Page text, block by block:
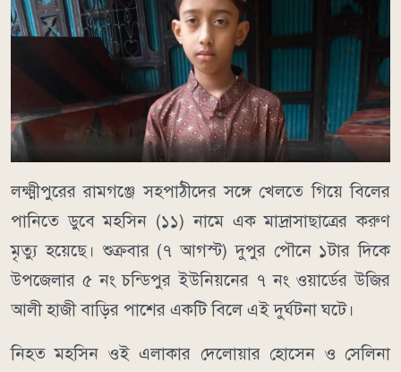
লক্ষ্মীপুরের রামগঞ্জে সহপাঠীদের সঙ্গে খেলতে গিয়ে বিলের
পানিতে ডুবে মহসিন (১১) নামে এক মাদ্রাসাছাত্রের করুণ
মৃত্যু হয়েছে। শুক্রবার (৭ আগস্ট) দুপুর পৌনে ১টার দিকে
উপজেলার ৫ নং চন্ডিপুর ইউনিয়নের ৭ নং ওয়ার্ডের উজির
আলী হাজী বাড়ির পাশের একটি বিলে এই দুর্ঘটনা ঘটে।
নিহত মহসিন ওই এলাকার দেলোয়ার হোসেন ও সেলিনা